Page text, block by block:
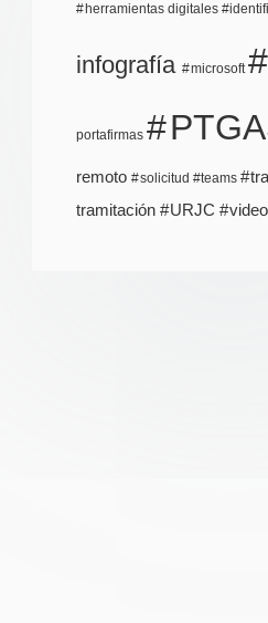
herramientas digitales
infografía microsoft
portafirmas
remoto solicitud teams
tramitación URJC